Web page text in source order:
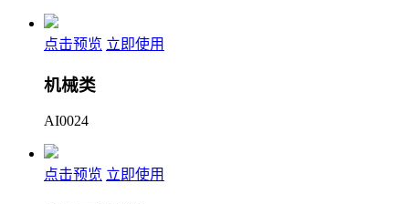
点击预览 立即使用
机械类
AI0024
点击预览 立即使用